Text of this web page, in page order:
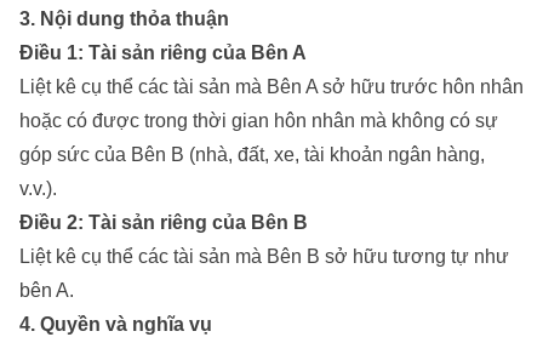
3. Nội dung thỏa thuận
Điều 1: Tài sản riêng của Bên A
Liệt kê cụ thể các tài sản mà Bên A sở hữu trước hôn nhân
hoặc có được trong thời gian hôn nhân mà không có sự
góp sức của Bên B (nhà, đất, xe, tài khoản ngân hàng,
v.v.).
Điều 2: Tài sản riêng của Bên B
Liệt kê cụ thể các tài sản mà Bên B sở hữu tương tự như
bên A.
4. Quyền và nghĩa vụ